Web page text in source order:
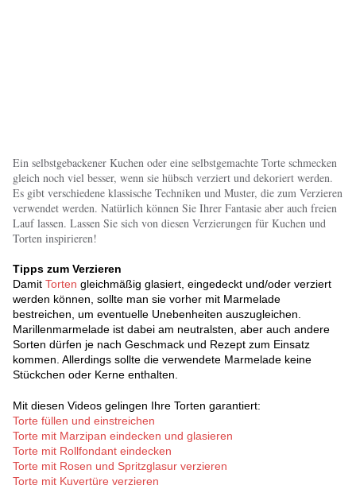
Ein selbstgebackener Kuchen oder eine selbstgemachte Torte schmecken
gleich noch viel besser, wenn sie hübsch verziert und dekoriert werden.
Es gibt verschiedene klassische Techniken und Muster, die zum Verzieren
verwendet werden. Natürlich können Sie Ihrer Fantasie aber auch freien
Lauf lassen. Lassen Sie sich von diesen Verzierungen für Kuchen und
Torten inspirieren!
Tipps zum Verzieren
Damit Torten gleichmäßig glasiert, eingedeckt und/oder verziert
werden können, sollte man sie vorher mit Marmelade
bestreichen, um eventuelle Unebenheiten auszugleichen.
Marillenmarmelade ist dabei am neutralsten, aber auch andere
Sorten dürfen je nach Geschmack und Rezept zum Einsatz
kommen. Allerdings sollte die verwendete Marmelade keine
Stückchen oder Kerne enthalten.
Mit diesen Videos gelingen Ihre Torten garantiert:
Torte füllen und einstreichen
Torte mit Marzipan eindecken und glasieren
Torte mit Rollfondant eindecken
Torte mit Rosen und Spritzglasur verzieren
Torte mit Kuvertüre verzieren